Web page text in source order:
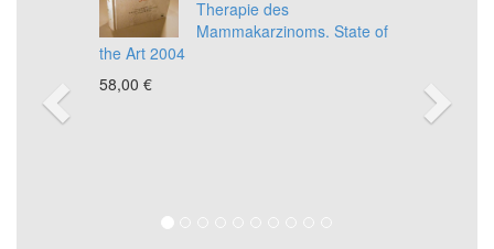
Therapie des
Mammakarzinoms. State of
the Art 2004
58,00 €